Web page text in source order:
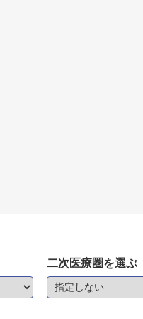
二次医療圏を選ぶ